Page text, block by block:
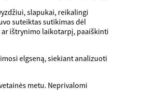
slapukai, reikalingi
suteiktas sutikimas dėl
ištrynimo laikotarpį, paaiškinti
elgseną, siekiant analizuoti
metu. Neprivalomi